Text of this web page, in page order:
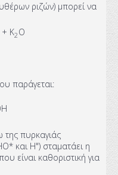
ριζών) μπορεί να
+ Κ2 Ο
παράγεται:
πυρκαγιάς
και Η") σταματάει η
είναι καθοριστική για